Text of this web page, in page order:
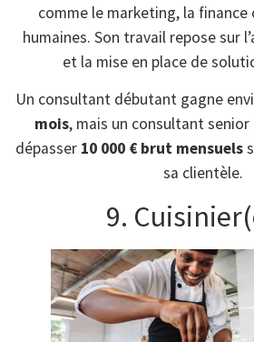
comme le marketing, la finance
humaines. Son travail repose sur
et la mise en place de
Un consultant débutant gagne
mois, mais un consultant
dépasser 10 000 € brut mensuels
sa clientèle.
9.